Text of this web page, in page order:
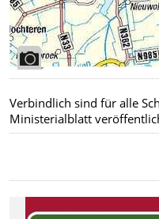
Verbindlich sind für alle
Ministerialblatt